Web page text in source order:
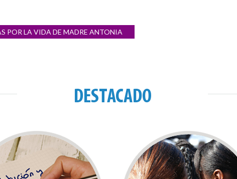
POR LA VIDA DE MADRE ANTONIA
DESTACADO